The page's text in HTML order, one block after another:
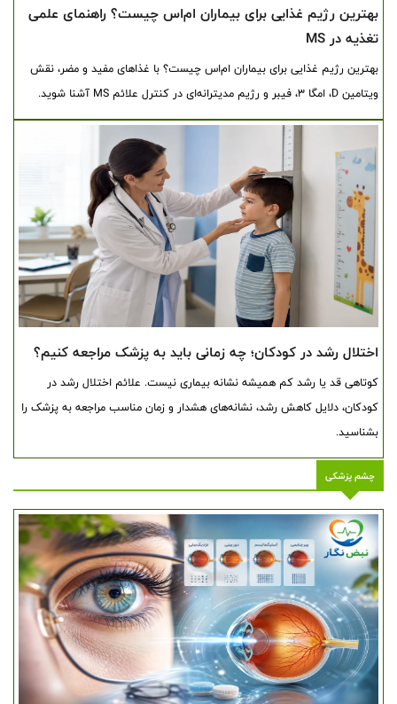
بهترین رژیم غذایی برای بیماران ام‌اس چیست؟ راهنمای علمی
تغذیه در MS
بهترین رژیم غذایی برای بیماران ام‌اس چیست؟ با غذاهای مفید و مضر، نقش
ویتامین D، امگا ۳، فیبر و رژیم مدیترانه‌ای در کنترل علائم MS آشنا شوید.
اختلال رشد در کودکان؛ چه زمانی باید به پزشک مراجعه کنیم؟
کوتاهی قد یا رشد کم همیشه نشانه بیماری نیست. علائم اختلال رشد در
کودکان، دلایل کاهش رشد، نشانه‌های هشدار و زمان مناسب مراجعه به پزشک را
بشناسید.
چشم پزشکی